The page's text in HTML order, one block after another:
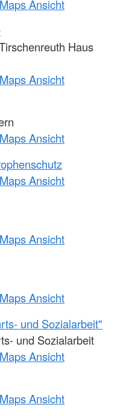
Ansicht
Haus
Ansicht
Ansicht
Ansicht
Ansicht
Ansicht
und Sozialarbeit"
und Sozialarbeit
Ansicht
Ansicht